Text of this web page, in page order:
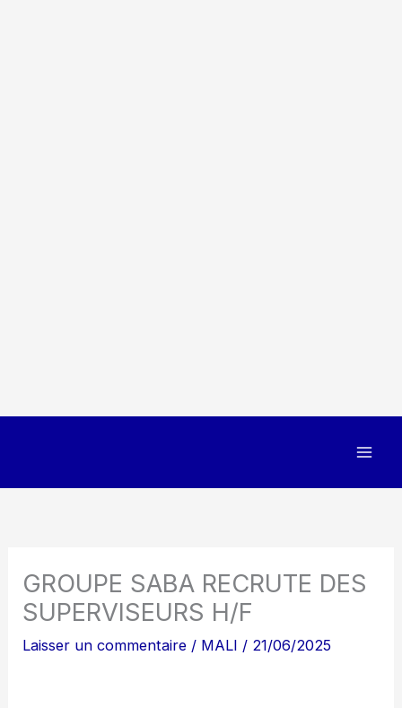
GROUPE SABA RECRUTE DES
SUPERVISEURS H/F
Laisser un commentaire / MALI / 21/06/2025